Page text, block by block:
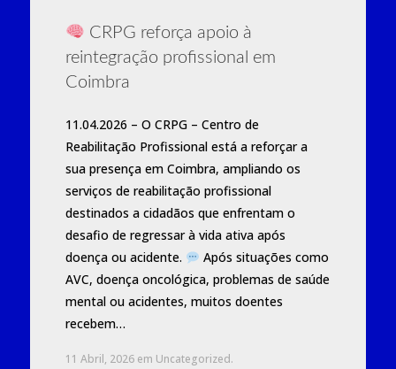
CRPG reforça apoio à
reintegração profissional em
Coimbra
11.04.2026 – O CRPG – Centro de
Reabilitação Profissional está a reforçar a
sua presença em Coimbra, ampliando os
serviços de reabilitação profissional
destinados a cidadãos que enfrentam o
desafio de regressar à vida ativa após
doença ou acidente.
Após situações como
AVC, doença oncológica, problemas de saúde
mental ou acidentes, muitos doentes
recebem…
11 Abril, 2026em Uncategorized.